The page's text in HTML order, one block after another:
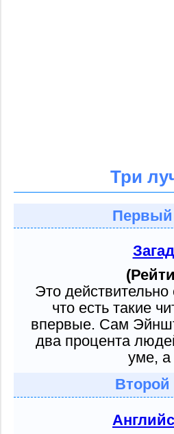
Три
Это
что есть такие
впервые. Сам
два процента
уме, а